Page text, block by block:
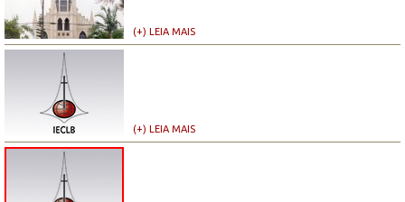
(+) LEIA MAIS
(+) LEIA MAIS